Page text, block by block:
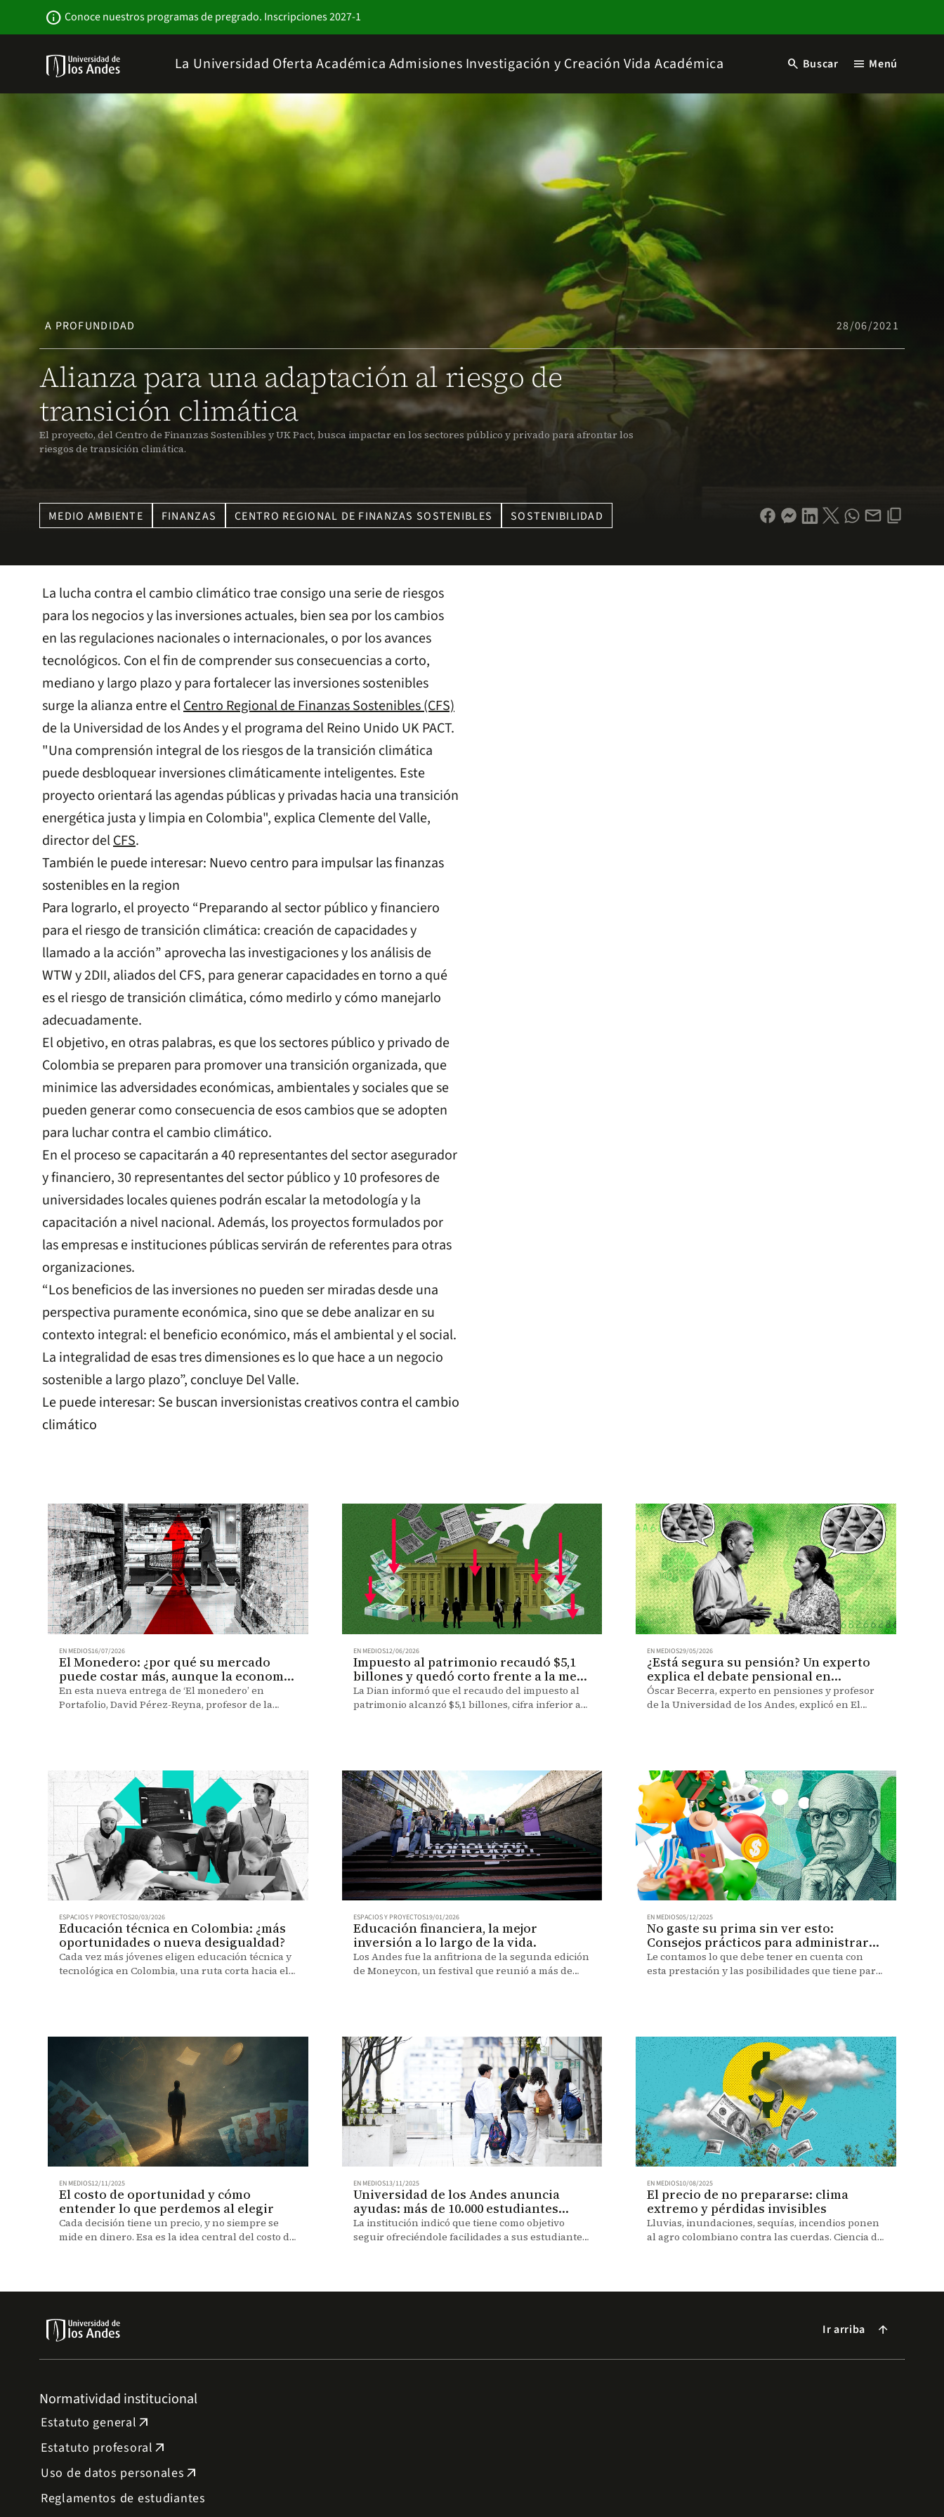
info Conoce nuestros programas de pregrado. Inscripciones 2027-1
Sitio
Institucional
La Universidad Oferta Académica Admisiones Investigación y Creación Vida Académica search Buscar menu Menú
A PROFUNDIDAD 28/06/2021
Alianza para una adaptación al riesgo de
transición climática
El proyecto, del Centro de Finanzas Sostenibles y UK Pact, busca impactar en los sectores público y privado para afrontar los
riesgos de transición climática.
MEDIO AMBIENTE FINANZAS CENTRO REGIONAL DE FINANZAS SOSTENIBLES SOSTENIBILIDAD
La lucha contra el cambio climático trae consigo una serie de riesgos
para los negocios y las inversiones actuales, bien sea por los cambios
en las regulaciones nacionales o internacionales, o por los avances
tecnológicos. Con el fin de comprender sus consecuencias a corto,
mediano y largo plazo y para fortalecer las inversiones sostenibles
surge la alianza entre elCentro Regional de Finanzas Sostenibles (CFS)
de la Universidad de los Andes y el programa del Reino Unido UK PACT.
"Una comprensión integral de los riesgos de la transición climática
puede desbloquear inversiones climáticamente inteligentes. Este
proyecto orientará las agendas públicas y privadas hacia una transición
energética justa y limpia en Colombia", explica Clemente del Valle,
director delCFS.
También le puede interesar: Nuevo centro para impulsar las finanzas
sostenibles en la region
Para lograrlo, el proyecto “Preparando al sector público y financiero
para el riesgo de transición climática: creación de capacidades y
llamado a la acción” aprovecha las investigaciones y los análisis de
WTW y 2DII, aliados del CFS, para generar capacidades en torno a qué
es el riesgo de transición climática, cómo medirlo y cómo manejarlo
adecuadamente.
El objetivo, en otras palabras, es que los sectores público y privado de
Colombia se preparen para promover una transición organizada, que
minimice las adversidades económicas, ambientales y sociales que se
pueden generar como consecuencia de esos cambios que se adopten
para luchar contra el cambio climático.
En el proceso se capacitarán a 40 representantes del sector asegurador
y financiero, 30 representantes del sector público y 10 profesores de
universidades locales quienes podrán escalar la metodología y la
capacitación a nivel nacional. Además, los proyectos formulados por
las empresas e instituciones públicas servirán de referentes para otras
organizaciones.
“Los beneficios de las inversiones no pueden ser miradas desde una
perspectiva puramente económica, sino que se debe analizar en su
contexto integral: el beneficio económico, más el ambiental y el social.
La integralidad de esas tres dimensiones es lo que hace a un negocio
sostenible a largo plazo”, concluye Del Valle.
Le puede interesar: Se buscan inversionistas creativos contra el cambio
climático
EN MEDIOS16/07/2026
El Monedero: ¿por qué su mercado
puede costar más, aunque la economía
esté creciendo?
En esta nueva entrega de ‘El monedero’ en
Portafolio, David Pérez-Reyna, profesor de la
EN MEDIOS12/06/2026
Impuesto al patrimonio recaudó $5,1
billones y quedó corto frente a la meta
del Gobierno
La Dian informó que el recaudo del impuesto al
patrimonio alcanzó $5,1 billones, cifra inferior a
EN MEDIOS29/05/2026
¿Está segura su pensión? Un experto
explica el debate pensional en
Colombia
Óscar Becerra, experto en pensiones y profesor
de la Universidad de los Andes, explicó en El
ESPACIOS Y PROYECTOS20/03/2026
Educación técnica en Colombia: ¿más
oportunidades o nueva desigualdad?
Cada vez más jóvenes eligen educación técnica y
tecnológica en Colombia, una ruta corta hacia el
ESPACIOS Y PROYECTOS19/01/2026
Educación financiera, la mejor
inversión a lo largo de la vida.
Los Andes fue la anfitriona de la segunda edición
de Moneycon, un festival que reunió a más de
EN MEDIOS05/12/2025
No gaste su prima sin ver esto:
Consejos prácticos para administrar
su dinero
Le contamos lo que debe tener en cuenta con
esta prestación y las posibilidades que tiene para
EN MEDIOS12/11/2025
El costo de oportunidad y cómo
entender lo que perdemos al elegir
Cada decisión tiene un precio, y no siempre se
mide en dinero. Esa es la idea central del costo de
alternativas posibles.
EN MEDIOS13/11/2025
Universidad de los Andes anuncia
ayudas: más de 10.000 estudiantes
recibirán becas y apoyos financieros
en 2026
La institución indicó que tiene como objetivo
seguir ofreciéndole facilidades a sus estudiantes
EN MEDIOS10/08/2025
El precio de no prepararse: clima
extremo y pérdidas invisibles
Lluvias, inundaciones, sequías, incendios ponen
al agro colombiano contra las cuerdas. Ciencia de
Ir arriba arrow_forward
Normatividad institucional
Estatuto general arrow_outward
Estatuto profesoral arrow_outward
Uso de datos personales arrow_outward
Reglamentos de estudiantes